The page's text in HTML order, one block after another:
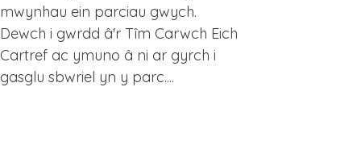
mwynhau ein parciau gwych.
Dewch i gwrdd â'r Tîm Carwch Eich
Cartref ac ymuno â ni ar gyrch i
gasglu sbwriel yn y parc....